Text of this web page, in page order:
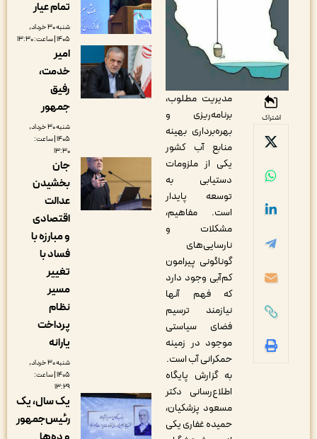
مدیریت مطلوب،
برنامه‌ریزی و
بهره‌برداری بهینه
منابع آب کشور
یکی از ملزومات
دستیابی به
توسعه پایدار
است. مفاهیم،
مشکلات و
نارسایی‌های
گوناگونی پیرامون
کم‌آبی وجود دارد
که فهم آنها
نیازمند ترسیم
فضای سیاستی
موجود در زمینه
حمکرانی آب است.
به گزارش پایگاه
اطلاع‌رسانی دکتر
مسعود پزشکیان،
حمیده غفاری یکی
تمام عیار
شنبه ۳۰ خرداد,
خدمت،
رفیق
شنبه ۳۰ خرداد,
۱۴۰۵ | ساعت:
جان
بخشیدن
عدالت
اقتصادی
و مبارزه با
پرداخت
شنبه ۳۰ خرداد,
۱۴۰۵ | ساعت:
یک سال، یک
رئیس‌جمهور